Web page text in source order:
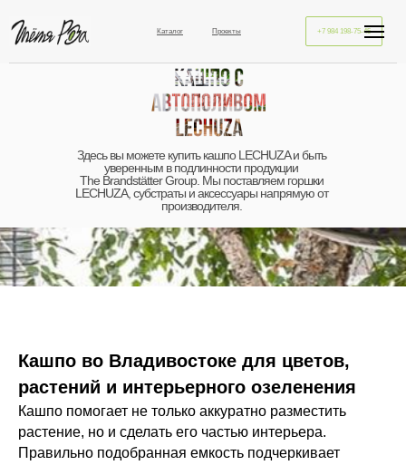
Каталог Проекты +7 984 198-75-45
Здесь вы можете купить кашпо LECHUZA и быть
уверенным в подлинности продукции
The Brandstätter Group. Мы поставляем горшки
LECHUZA, субстраты и аксессуары напрямую от
производителя.
Кашпо во Владивостоке для цветов,
растений и интерьерного озеленения
Кашпо помогает не только аккуратно разместить
растение, но и сделать его частью интерьера.
Правильно подобранная емкость подчеркивает